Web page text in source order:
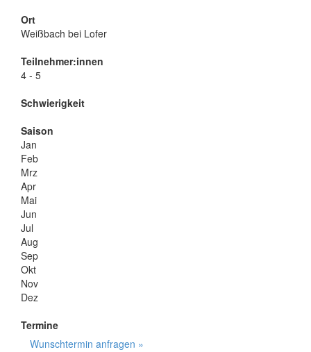
Ort
Weißbach bei Lofer
Teilnehmer:innen
4 - 5
Schwierigkeit
Saison
Jan
Feb
Mrz
Apr
Mai
Jun
Jul
Aug
Sep
Okt
Nov
Dez
Termine
Wunschtermin anfragen »